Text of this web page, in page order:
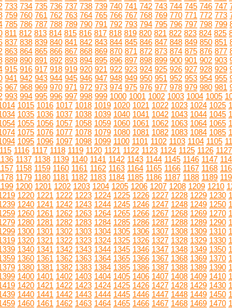
733 734 735 736 737 738 739 740 741 742 743 744 745 746 747
759 760 761 762 763 764 765 766 767 768 769 770 771 772 773
785 786 787 788 789 790 791 792 793 794 795 796 797 798 799
811 812 813 814 815 816 817 818 819 820 821 822 823 824 825
837 838 839 840 841 842 843 844 845 846 847 848 849 850 851
863 864 865 866 867 868 869 870 871 872 873 874 875 876 877
889 890 891 892 893 894 895 896 897 898 899 900 901 902 903
915 916 917 918 919 920 921 922 923 924 925 926 927 928 929
941 942 943 944 945 946 947 948 949 950 951 952 953 954 955
967 968 969 970 971 972 973 974 975 976 977 978 979 980 981
993 994 995 996 997 998 999 1000 1001 1002 1003 1004 1005
1015 1016 1017 1018 1019 1020 1021 1022 1023 1024 1025
1035 1036 1037 1038 1039 1040 1041 1042 1043 1044 1045
1055 1056 1057 1058 1059 1060 1061 1062 1063 1064 1065
1075 1076 1077 1078 1079 1080 1081 1082 1083 1084 1085
1095 1096 1097 1098 1099 1100 1101 1102 1103 1104 1105
1116 1117 1118 1119 1120 1121 1122 1123 1124 1125 1126 1127
1137 1138 1139 1140 1141 1142 1143 1144 1145 1146 1147
1158 1159 1160 1161 1162 1163 1164 1165 1166 1167 1168
1179 1180 1181 1182 1183 1184 1185 1186 1187 1188 1189
1200 1201 1202 1203 1204 1205 1206 1207 1208 1209 1210
1220 1221 1222 1223 1224 1225 1226 1227 1228 1229 1230
1240 1241 1242 1243 1244 1245 1246 1247 1248 1249 1250
1260 1261 1262 1263 1264 1265 1266 1267 1268 1269 1270
1280 1281 1282 1283 1284 1285 1286 1287 1288 1289 1290
1300 1301 1302 1303 1304 1305 1306 1307 1308 1309 1310
1320 1321 1322 1323 1324 1325 1326 1327 1328 1329 1330
1340 1341 1342 1343 1344 1345 1346 1347 1348 1349 1350
1360 1361 1362 1363 1364 1365 1366 1367 1368 1369 1370
1380 1381 1382 1383 1384 1385 1386 1387 1388 1389 1390
1400 1401 1402 1403 1404 1405 1406 1407 1408 1409 1410
1420 1421 1422 1423 1424 1425 1426 1427 1428 1429 1430
1440 1441 1442 1443 1444 1445 1446 1447 1448 1449 1450
1460 1461 1462 1463 1464 1465 1466 1467 1468 1469 1470